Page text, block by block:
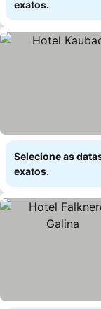
exatos.
Selecione as
exatos.